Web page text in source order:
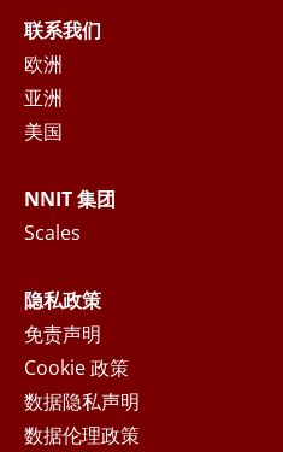
将根据隐私声明处理收集
在隐私声明
联系我们
欧洲
亚洲
美国
NNIT 集团
Scales
隐私政策
免责声明
Cookie 政策
数据隐私声明
数据伦理政策